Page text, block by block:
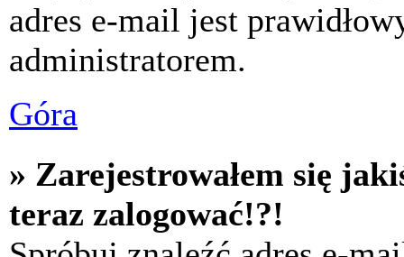
adres e-mail jest
administratorem.
Góra
» Zarejestrowałem się
teraz zalogować!?!